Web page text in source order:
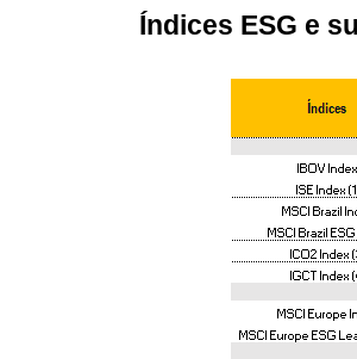
Índices ESG e